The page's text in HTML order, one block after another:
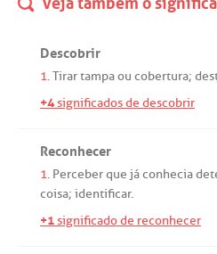
Descobrir
1.Tirartampaou cobertura;
+4significados de descobrir
Reconhecer
1. Perceberque jáconhecia
coisa; identificar.
+1significado de reconhecer